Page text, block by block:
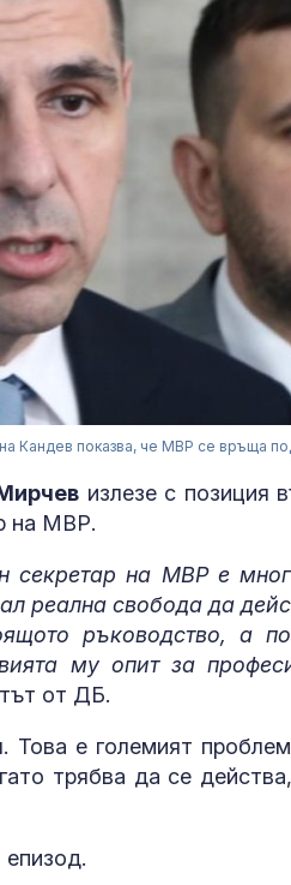
Кандев показва, че МВР се връща
излезе с позиция
на МВР.
секретар на МВР е
реална свобода да
ръководство, а
му опит за
от ДБ.
Това е големият
трябва да се